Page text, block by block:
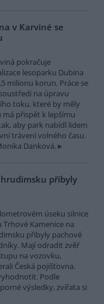
v Karviné se
pokračuje
lesoparku Dubina
milionu korun. Práce se
na úpravu
toku, které by měly
přispět k lepšímu
aby park nabídl lidem
trávení volného času.
Danková.
přibyly
úseku silnice
Trhové Kamenice na
přibyly pachové
Mají odradit zvěř
na vozovku,
Česká pojišťovna.
Podle
výsledky, zvířata si